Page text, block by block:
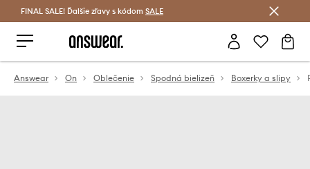
Šetrite s Answear Club >
FINAL SALE! Ďalšie zľavy s kódom SALE
Answear On Oblečenie Spodná bielizeň Boxerky a slipy